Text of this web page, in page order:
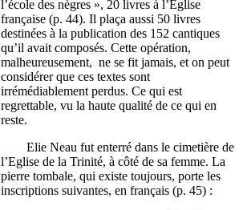
l’école des nègres », 20 livres à l’Eglise
française (p. 44). Il plaça aussi 50 livres
destinées à la publication des 152 cantiques
qu’il avait composés. Cette opération,
malheureusement, ne se fit jamais, et on peut
considérer que ces textes sont
irrémédiablement perdus. Ce qui est
regrettable, vu la haute qualité de ce qui en
reste.
Elie Neau fut enterré dans le cimetière de
l’Eglise de la Trinité, à côté de sa femme. La
pierre tombale, qui existe toujours, porte les
inscriptions suivantes, en français (p. 45) :